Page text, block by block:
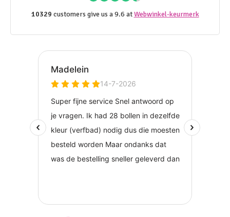
10329 customers give us a 9.6 atWebwinkel-keurmerk